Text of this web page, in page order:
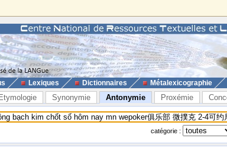
Lexiques Dictionnaires Métalexicographie
Etymologie Synonymie Antonymie Proxémie
catégorie :